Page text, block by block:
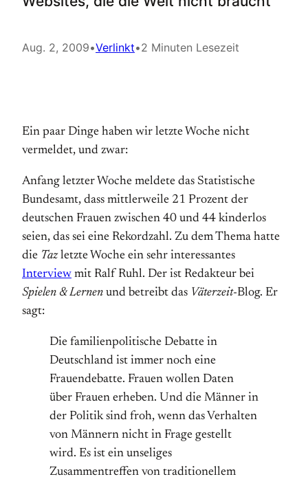
Aug. 2, 2009•Verlinkt•2 Minuten Lesezeit
Ein paar Dinge haben wir letzte Woche nicht
vermeldet, und zwar:
Anfang letzter Woche meldete das Statistische
Bundesamt, dass mittlerweile 21 Prozent der
deutschen Frauen zwischen 40 und 44 kinderlos
seien, das sei eine Rekordzahl. Zu dem Thema hatte
die Tazletzte Woche ein sehr interessantes
Interview mit Ralf Ruhl. Der ist Redakteur bei
Spielen & Lernen und betreibt das Väterzeit-Blog. Er
sagt:
Die familienpolitische Debatte in
Deutschland ist immer noch eine
Frauendebatte. Frauen wollen Daten
über Frauen erheben. Und die Männer in
der Politik sind froh, wenn das Verhalten
von Männern nicht in Frage gestellt
wird. Es ist ein unseliges
Zusammentreffen von traditionellem